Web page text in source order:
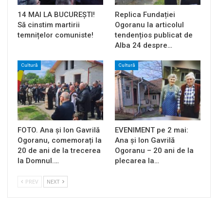
14 MAI LA BUCUREȘTI!
Să cinstim martirii
temnițelor comuniste!
Replica Fundației
Ogoranu la articolul
tendențios publicat de
Alba 24 despre…
Cultură
FOTO. Ana și Ion Gavrilă
Ogoranu, comemorați la
20 de ani de la trecerea
la Domnul.…
Cultură
EVENIMENT pe 2 mai:
Ana și Ion Gavrilă
Ogoranu – 20 ani de la
plecarea la…
PREV NEXT